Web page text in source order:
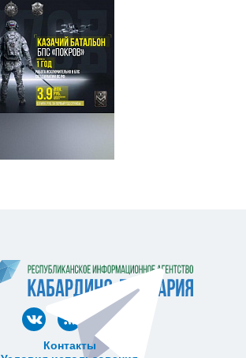
Контакты